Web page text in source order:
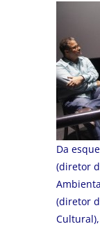
Da
(diretor
(diretor